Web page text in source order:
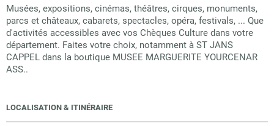
Musées, expositions, cinémas, théâtres, cirques, monuments,
parcs et châteaux, cabarets, spectacles, opéra, festivals, ... Que
d'activités accessibles avec vos Chèques Culture dans votre
département. Faites votre choix, notamment à ST JANS
CAPPEL dans la boutique MUSEE MARGUERITE YOURCENAR
ASS..
LOCALISATION & ITINÉRAIRE